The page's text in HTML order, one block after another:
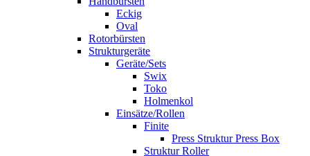
Eckig
Oval
Rotorbürsten
Strukturgeräte
Geräte/Sets
Swix
Toko
Holmenkol
Einsätze/Rollen
Finite
Press Struktur Press Box
Struktur Roller